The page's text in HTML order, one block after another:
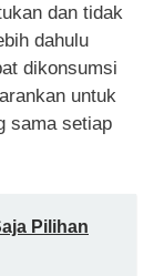
dan tidak
dahulu
dikonsumsi
untuk
sama setiap
Pilihan